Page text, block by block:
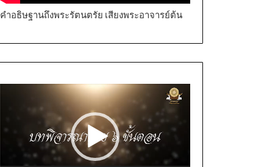
คำอธิษฐานถึงพระรัตนตรัย เสียงพระอาจารย์ต้น